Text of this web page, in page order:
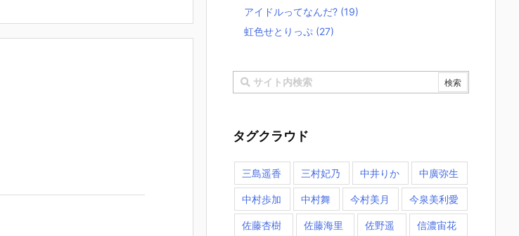
アイドルってなんだ? (19)
虹色せとりっぷ (27)
タグクラウド
三島遥香 三村妃乃 中井りか 中廣弥生
中村歩加 中村舞 今村美月 今泉美利愛
佐藤杏樹 佐藤海里 佐野遥 信濃宙花